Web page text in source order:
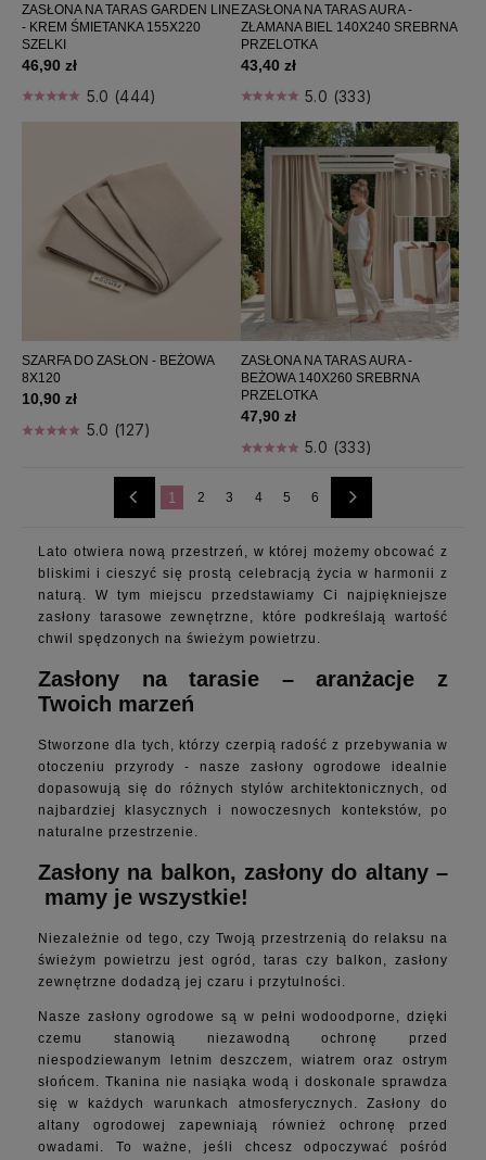
ZASŁONA NA TARAS GARDEN LINE
- KREM ŚMIETANKA 155X220
SZELKI
46,90 zł
5.0 (444)
ZASŁONA NA TARAS AURA -
ZŁAMANA BIEL 140X240 SREBRNA
PRZELOTKA
43,40 zł
5.0 (333)
SZARFA DO ZASŁON - BEŻOWA
8X120
10,90 zł
5.0 (127)
ZASŁONA NA TARAS AURA -
BEŻOWA 140X260 SREBRNA
PRZELOTKA
47,90 zł
5.0 (333)
1 2 3 4 5 6
Lato otwiera nową przestrzeń, w której możemy obcować z
bliskimi i cieszyć się prostą celebracją życia w harmonii z
naturą. W tym miejscu przedstawiamy Ci najpiękniejsze
zasłony tarasowe zewnętrzne, które podkreślają wartość
chwil spędzonych na świeżym powietrzu.
Zasłony na tarasie – aranżacje z
Twoich marzeń
Stworzone dla tych, którzy czerpią radość z przebywania w
otoczeniu przyrody - nasze zasłony ogrodowe idealnie
dopasowują się do różnych stylów architektonicznych, od
najbardziej klasycznych i nowoczesnych kontekstów, po
naturalne przestrzenie.
Zasłony na balkon, zasłony do altany –
mamy je wszystkie!
Niezależnie od tego, czy Twoją przestrzenią do relaksu na
świeżym powietrzu jest ogród, taras czy balkon, zasłony
zewnętrzne dodadzą jej czaru i przytulności.
Nasze zasłony ogrodowe są w pełni wodoodporne, dzięki
czemu stanowią niezawodną ochronę przed
niespodziewanym letnim deszczem, wiatrem oraz ostrym
słońcem. Tkanina nie nasiąka wodą i doskonale sprawdza
się w każdych warunkach atmosferycznych. Zasłony do
altany ogrodowej zapewniają również ochronę przed
owadami. To ważne, jeśli chcesz odpoczywać pośród